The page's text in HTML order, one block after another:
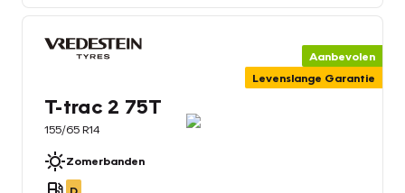
Aanbevolen
Levenslange Garantie
T-trac 2 75T
155/65 R14
Zomerbanden
D